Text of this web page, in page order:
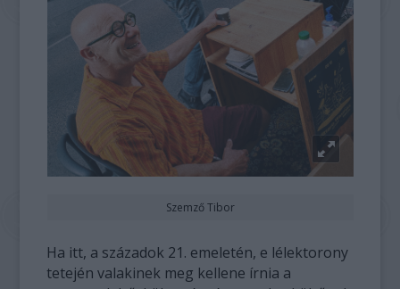
Szemző Tibor
Ha itt, a századok 21. emeletén, e lélektorony
tetején valakinek meg kellene írnia a